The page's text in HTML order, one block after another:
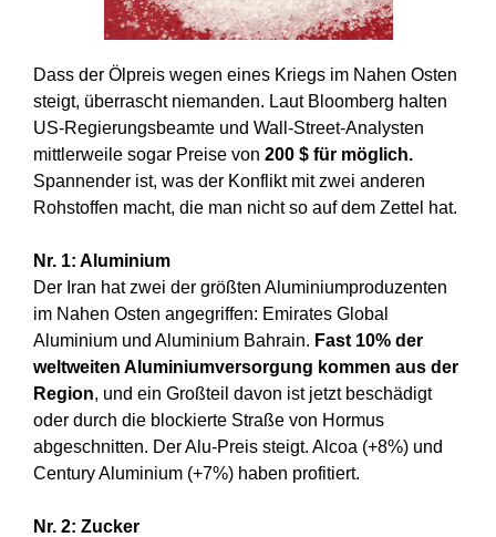
Dass der Ölpreis wegen eines Kriegs im Nahen Osten
steigt, überrascht niemanden. Laut Bloomberg halten
US-Regierungsbeamte und Wall-Street-Analysten
mittlerweile sogar Preise von 200 $ für möglich.
Spannender ist, was der Konflikt mit zwei anderen
Rohstoffen macht, die man nicht so auf dem Zettel hat.
Nr. 1: Aluminium
Der Iran hat zwei der größten Aluminiumproduzenten
im Nahen Osten angegriffen: Emirates Global
Aluminium und Aluminium Bahrain. Fast 10% der
weltweiten Aluminiumversorgung kommen aus der
Region, und ein Großteil davon ist jetzt beschädigt
oder durch die blockierte Straße von Hormus
abgeschnitten. Der Alu-Preis steigt. Alcoa (+8%) und
Century Aluminium (+7%) haben profitiert.
Nr. 2: Zucker